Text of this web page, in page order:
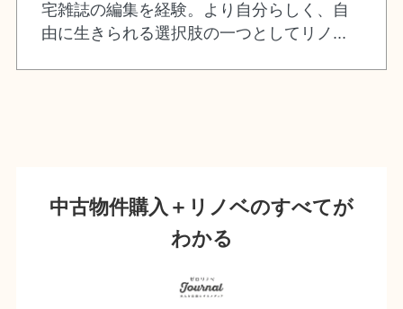
宅雑誌の編集を経験。より自分らしく、自
由に生きられる選択肢の一つとしてリノ...
中古物件購入＋リノベのすべてが
わかる